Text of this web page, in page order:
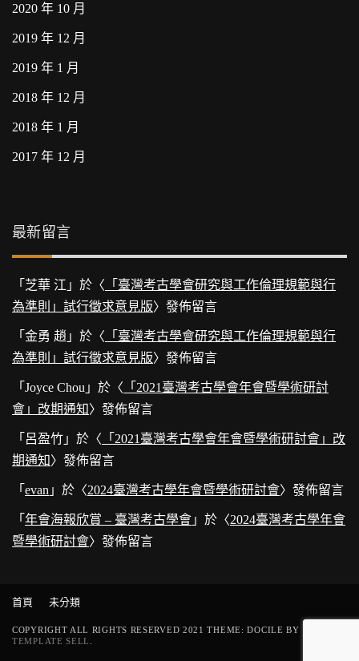
2020 年 10 月
2019 年 12 月
2019 年 1 月
2018 年 12 月
2018 年 1 月
2017 年 12 月
最新留言
「 芝華 江 」於〈 「臺灣考古學會研究與工作倫理規範與行
為準則」試行徵求意見版〉發佈留言
「 金勇 趙 」於〈 「臺灣考古學會研究與工作倫理規範與行
為準則」試行徵求意見版〉發佈留言
「 Joyce Chou 」於〈 「2021臺灣考古學會年會暨學術研討
會」改期通知〉發佈留言
「 呂盈竹 」於〈 「2021臺灣考古學會年會暨學術研討會」改
期通知〉發佈留言
「 evan 」於〈2024臺灣考古學年會暨學術研討會〉發佈留言
「 年會海報欣賞 – 臺灣考古學會 」於〈2024臺灣考古學年會
暨學術研討會〉發佈留言
COPYRIGHT ALL RIGHTS RESERVED 2021 THEME: DOCILE BY
TEMPLATE SELL
首頁 未分類